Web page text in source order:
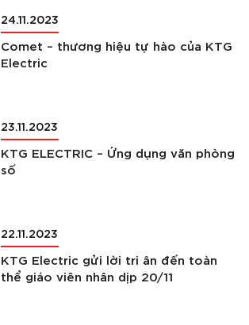
24.11.2023
Comet – thương hiệu tự hào của KTG
Electric
23.11.2023
KTG ELECTRIC – Ứng dụng văn phòng
số
22.11.2023
KTG Electric gửi lời tri ân đến toàn
thể giáo viên nhân dịp 20/11